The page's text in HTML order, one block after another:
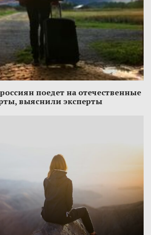
поедет на отечественные
выяснили эксперты